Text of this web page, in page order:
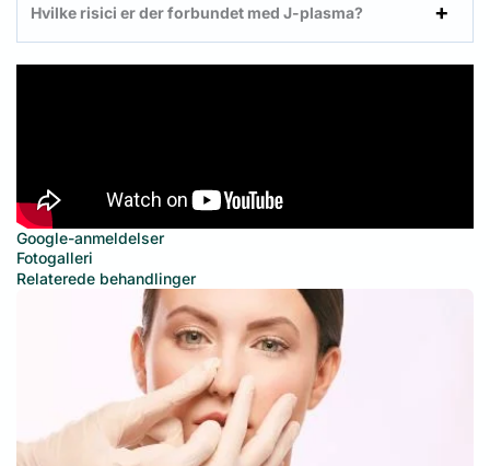
Hvilke risici er der forbundet med J-plasma?
Google-anmeldelser
Fotogalleri
Relaterede behandlinger